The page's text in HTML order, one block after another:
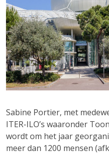
Sabine Portier, met
ITER-ILO’s waaronder
wordt om het jaar
meer dan 1200 mensen